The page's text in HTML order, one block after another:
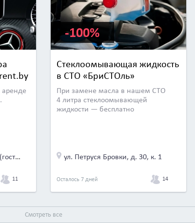
аренде
пр-т Победителей, д. 103 (гостиница «Виктория Олимп», Victoria Olimp Hotel) и еще 2
11
Стеклоомывающая жидкость
в СТО «БриСТОль»
При замене масла в нашем СТО
4 литра стеклоомывающей
жидкости — бесплатно
ул. Петруся Бровки, д. 30, к. 1
Осталось 7 дней 14
-100%
Смотреть все